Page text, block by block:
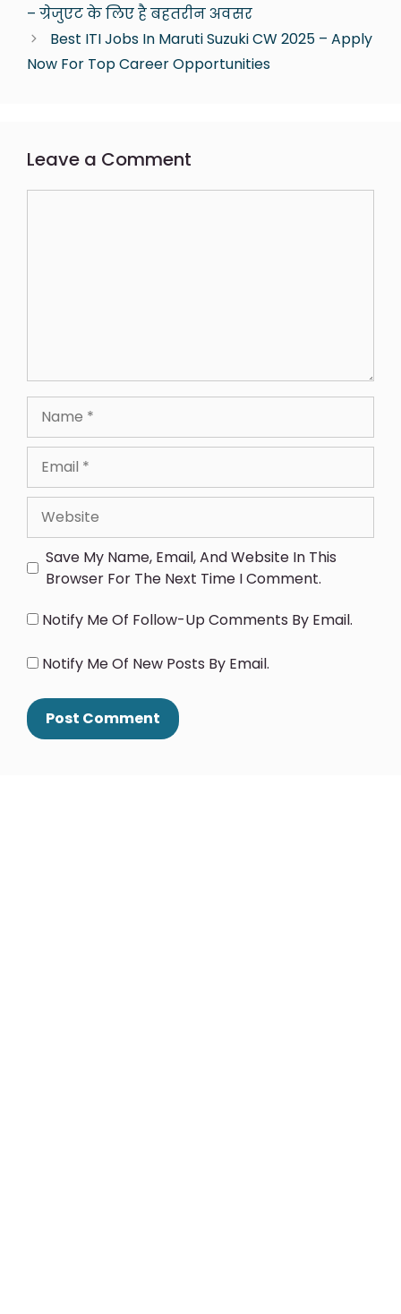
– ग्रेजुएट के लिए है बहतरीन अवसर
Best ITI Jobs In Maruti Suzuki CW 2025 – Apply
Now For Top Career Opportunities
Leave a Comment
Save My Name, Email, And Website In This
Browser For The Next Time I Comment.
Notify Me Of Follow-Up Comments By Email.
Notify Me Of New Posts By Email.